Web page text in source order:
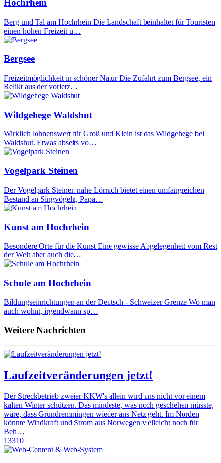
Hochrhein
Berg und Tal am Hochrhein Die Landschaft beinhaltet für Touristen
einen hohen Freizeit u…
Bergsee
Freizeitmöglichkeit in schöner Natur Die Zufahrt zum Bergsee, ein
Relikt aus der vorletz…
Wildgehege Waldshut
Wirklich lohnenswert für Groß und Klein ist das Wildgehege bei
Waldshut. Etwas abseits vo…
Vogelpark Steinen
Der Vogelpark Steinen nahe Lörrach bietet einen umfangreichen
Bestand an Singvögeln, Papa…
Kunst am Hochrhein
Besondere Orte für die Kunst Eine gewisse Abgelegenheit vom Rest
der Welt aber auch die…
Schule am Hochrhein
Bildungseinrichtungen an der Deutsch - Schweizer Grenze Wo man
auch wohnt, irgendwann sp…
Weitere Nachrichten
Laufzeitveränderungen jetzt!
Der Streckbetrieb zweier KKW's allein wird uns nicht vor einem
kalten Winter schützen. Das mindeste, was noch geschehen müsste,
wäre, dass Grundremmingen wieder ans Netz geht. Im Norden
könnte Windkraft und Strom aus Norwegen vielleicht noch für
Beh…
13310